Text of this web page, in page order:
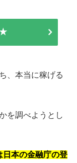
★
、本当に稼げる
を調べようとし
本の金融庁の登